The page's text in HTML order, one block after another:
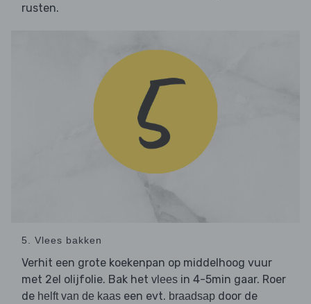
rusten.
5. Vlees bakken
Verhit een grote koekenpan op middelhoog vuur
met 2el olijfolie. Bak het vlees in 4-5min gaar. Roer
de helft van de kaas een evt. braadsap door de